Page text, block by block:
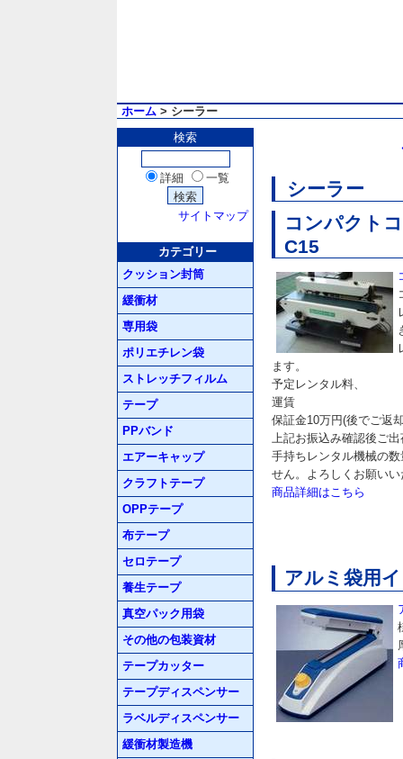
ホーム > シーラー
検索
詳細 一覧
サイトマップ
カテゴリー
クッション封筒
緩衝材
専用袋
ポリエチレン袋
ストレッチフィルム
テープ
PPバンド
エアーキャップ
クラフトテープ
OPPテープ
布テープ
セロテープ
養生テープ
真空パック用袋
その他の包装資材
テープカッター
テープディスペンサー
ラベルディスペンサー
緩衝材製造機
シーラー
コンパクト
C15
ます。
予定レンタル料、
運賃
保証金10万円(後でご返
上記お振込み確認後ご
手持ちレンタル機械の
せん。よろしくお願い
商品詳細はこちら
アルミ袋用